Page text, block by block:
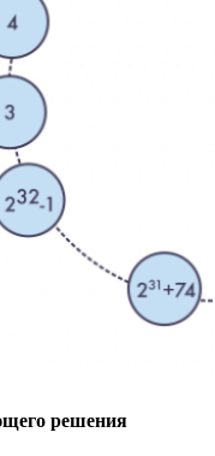
решения